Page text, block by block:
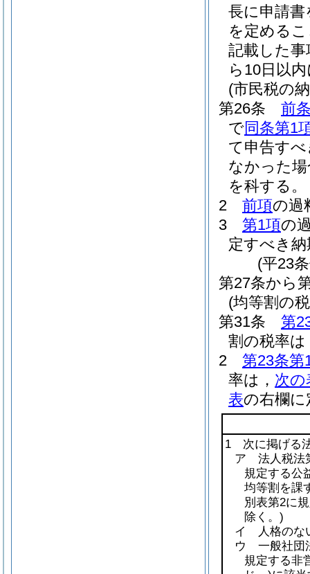
長に申請
を定める
記載した
ら10日以
(市民税の
第26条
前
で同条第1
て申告す
なかった
を科する。
2
前項の過
3
第1項の
定すべき
(平23
第27条から
(均等割の
第31条
第
割の税率
2
第23条第
率は， 次の
表の右欄
1 次に掲げる
ア 法人税法
規定する公
均等割を課
別表第2に
除く。)
イ 人格のな
ウ 一般社団
規定する非